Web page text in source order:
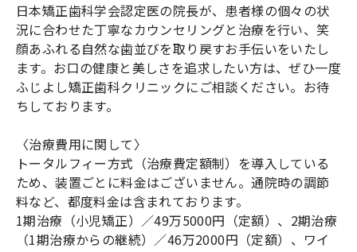
日本矯正歯科学会認定医の院長が、患者様の個々の状
況に合わせた丁寧なカウンセリングと治療を行い、笑
顔あふれる自然な歯並びを取り戻すお手伝いをいたし
ます。お口の健康と美しさを追求したい方は、ぜひ一度
ふじよし矯正歯科クリニックにご相談ください。お待
ちしております。
〈治療費用に関して〉
トータルフィー方式（治療費定額制）を導入している
ため、装置ごとに料金はございません。通院時の調節
料など、都度料金は含まれております。
1期治療（小児矯正）／49万5000円（定額）、2期治療
（1期治療からの継続）／46万2000円（定額）、ワイ